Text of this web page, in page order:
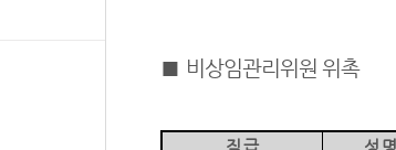
■ 비상임관리위원 위촉
직 급 성 명